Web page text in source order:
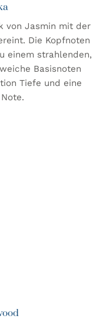
von Jasmin mit der
Die Kopfnoten
einem strahlenden,
Basisnoten
Tiefe und eine